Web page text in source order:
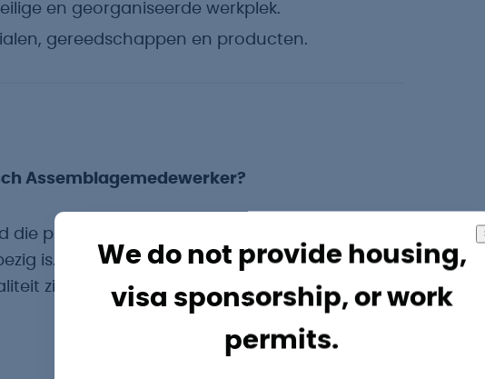
We do not provide housing,
visa sponsorship, or work
permits.
en georganiseerde werkplek.
gereedschappen en producten.
Assemblagemedewerker?
die plezier haalt uit nauwkeurig werk en graag
is. Jij hebt een vaste hand, werkt
zit in de details.